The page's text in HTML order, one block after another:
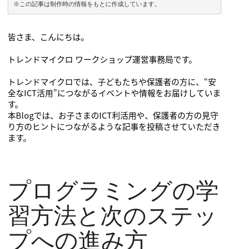
※この記事は制作時の情報をもとに作成しています。
皆さま、こんにちは。
トレンドマイクロ ワークショップ運営事務局です。
トレンドマイクロでは、子どもたちや保護者の方に、“安
全なICT活用”につながるイベントや情報をお届けしていま
す。
本Blogでは、お子さまのICT利活用や、保護者の方の見守
り方のヒントにつながるような記事を投稿させていただき
ます。
プログラミングの学
習方法と次のステッ
プへの進み方